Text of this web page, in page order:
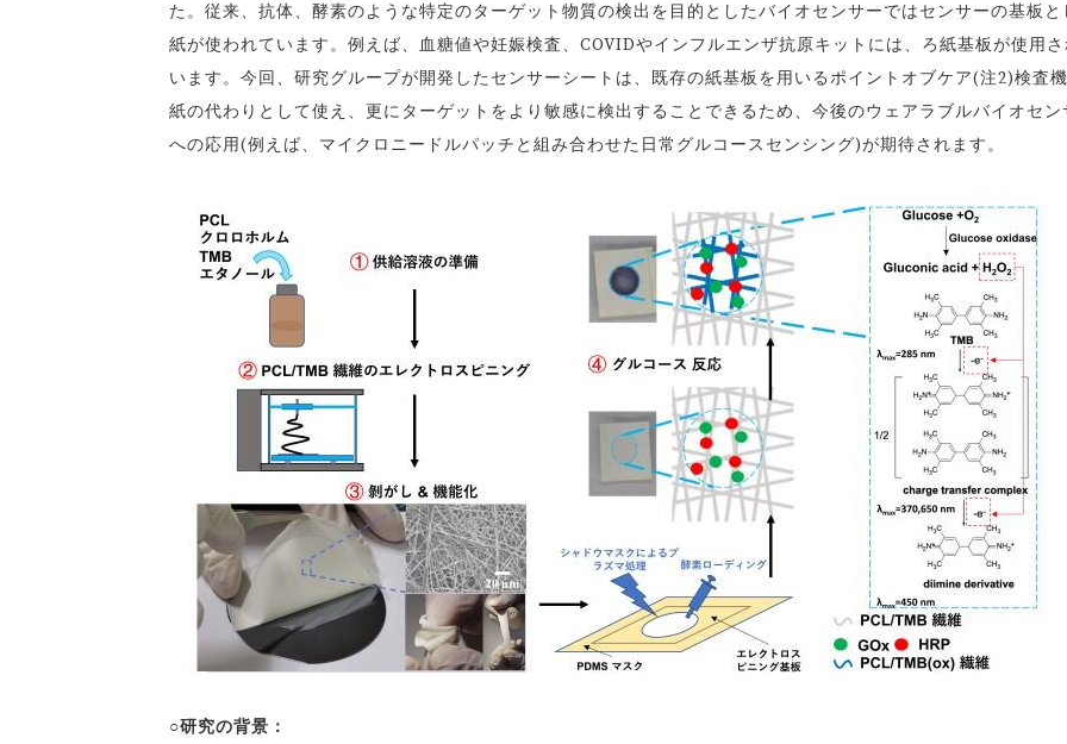
た。従来、抗体、酵素のような特定のターゲット物質の検出を目的としたバイオセンサーではセンサーの基板と
紙が使われています。例えば、血糖値や妊娠検査、COVIDやインフルエンザ抗原キットには、ろ紙基板が使用さ
います。今回、研究グループが開発したセンサーシートは、既存の紙基板を用いるポイントオブケア(注2)検査
紙の代わりとして使え、更にターゲットをより敏感に検出することできるため、今後のウェアラブルバイオセン
への応用(例えば、マイクロニードルパッチと組み合わせた日常グルコースセンシング)が期待されます。
○研究の背景：